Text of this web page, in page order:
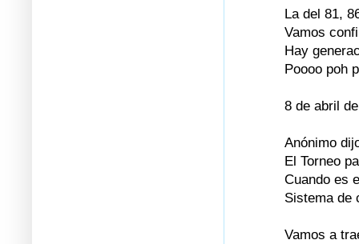
La del 81,
Vamos
Hay
Poooo poh
8 de abril
Anónimo
El Torneo
Cuando es
Sistema de
Vamos a